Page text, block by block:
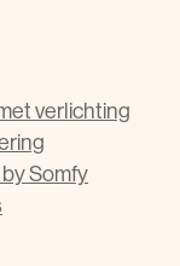
verlichting
Somfy